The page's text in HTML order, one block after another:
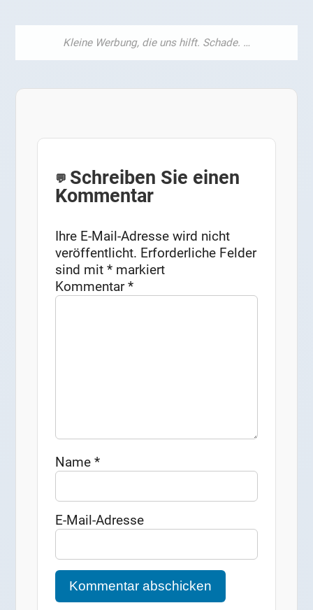
Schreiben Sie einen
Kommentar
Ihre E-Mail-Adresse wird nicht
veröffentlicht. Erforderliche Felder
sind mit* markiert
Kommentar*
Name*
E-Mail-Adresse